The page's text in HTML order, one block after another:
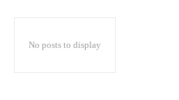
No posts to display